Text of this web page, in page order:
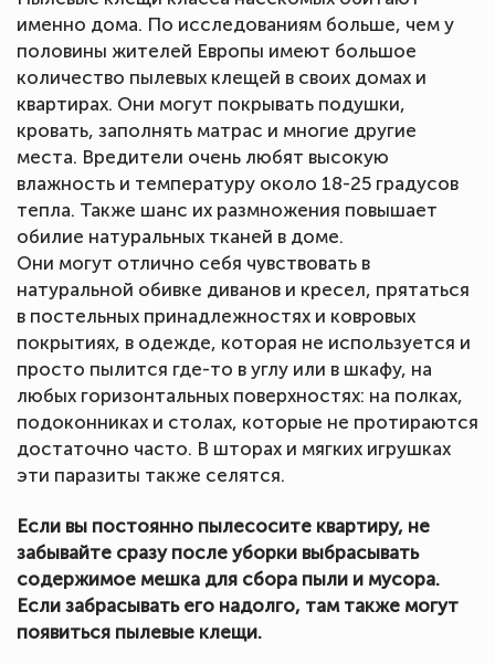
именно дома. По исследованиям больше, чем у
половины жителей Европы имеют большое
количество пылевых клещей в своих домах и
квартирах. Они могут покрывать подушки,
кровать, заполнять матрас и многие другие
места. Вредители очень любят высокую
влажность и температуру около 18-25 градусов
тепла. Также шанс их размножения повышает
обилие натуральных тканей в доме.
Они могут отлично себя чувствовать в
натуральной обивке диванов и кресел, прятаться
в постельных принадлежностях и ковровых
покрытиях, в одежде, которая не используется и
просто пылится где-то в углу или в шкафу, на
любых горизонтальных поверхностях: на полках,
подоконниках и столах, которые не протираются
достаточно часто. В шторах и мягких игрушках
эти паразиты также селятся.
Если вы постоянно пылесосите квартиру, не
забывайте сразу после уборки выбрасывать
содержимое мешка для сбора пыли и мусора.
Если забрасывать его надолго, там также могут
появиться пылевые клещи.